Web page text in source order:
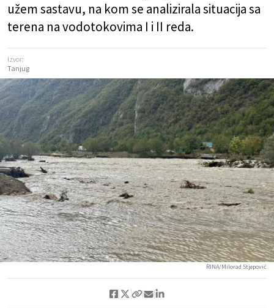
užem sastavu, na kom se analizirala situacija sa
terena na vodotokovima I i II reda.
Izvor:
Tanjug
RINA/Milorad Stjepović